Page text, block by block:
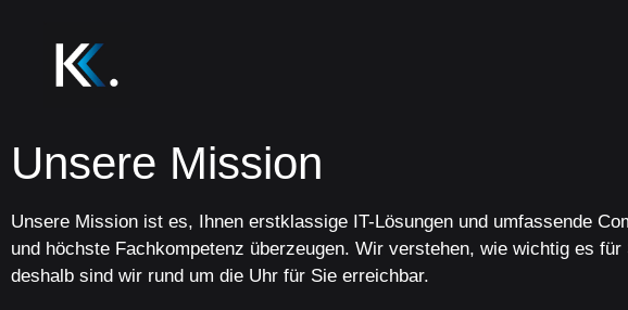
Unsere Mission
Unsere Mission ist es, Ihnen erstklassige IT-Lösungen und umfassende
und höchste Fachkompetenz überzeugen. Wir verstehen, wie wichtig es
deshalb sind wir rund um die Uhr für Sie erreichbar.